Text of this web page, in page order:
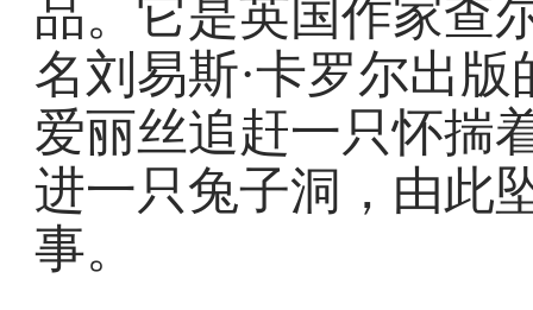
品。它是英国作家查
名刘易斯·卡罗尔出
爱丽丝追赶一只怀揣
进一只兔子洞，由此
事。